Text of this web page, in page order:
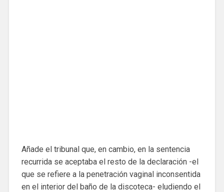
Añade el tribunal que, en cambio, en la sentencia
recurrida se aceptaba el resto de la declaración -el
que se refiere a la penetración vaginal inconsentida
en el interior del baño de la discoteca- eludiendo el